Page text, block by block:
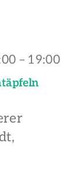
– 19:00